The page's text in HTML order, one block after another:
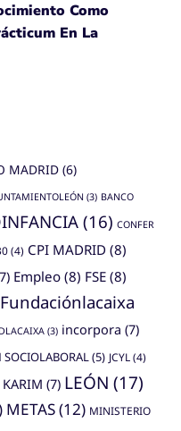
Como
En La
MADRID (6)
(3) BANCO
(16) CONFER
(4) CPI MADRID (8)
Empleo (8) FSE (8)
Fundaciónlacaixa
(3) incorpora (7)
SOCIOLABORAL(5) JCYL(4)
KARIM (7) LEÓN (17)
METAS(12) MINISTERIO